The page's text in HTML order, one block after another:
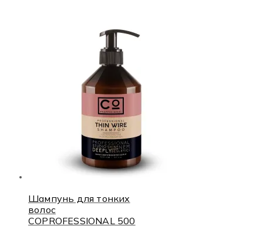
Шампунь для тонких
волос
COPROFESSIONAL 500